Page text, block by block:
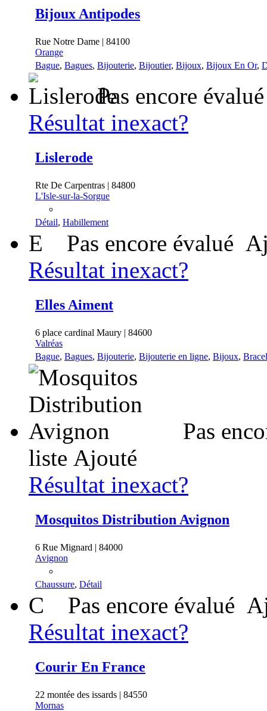
Bijoux Antipodes
Rue Notre Dame | 84100
Orange
Bague, Bagues, Bijouterie, Bijoutier, Bijoux, Bijoux En Or,
Pas encore évalué
Résultat inexact?
Lislerode
Rte De Carpentras | 84800
L'Isle-sur-la-Sorgue
Détail, Habillement
E Pas encore évalué
Résultat inexact?
Elles Aiment
6 place cardinal Maury | 84600
Valréas
Bague, Bagues, Bijouterie, Bijouterie en ligne, Bijoux,
Pas
liste Ajouté
Résultat inexact?
Mosquitos Distribution Avignon
6 Rue Mignard | 84000
Avignon
Chaussure, Détail
C Pas encore évalué
Résultat inexact?
Courir En France
22 montée des issards | 84550
Mornas